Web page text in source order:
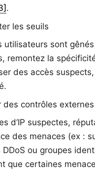
.
les seuils
utilisateurs sont
remontez la
des accès
des contrôles externes
d’IP suspectes,
des menaces (ex :
DDoS ou groupes
que certaines